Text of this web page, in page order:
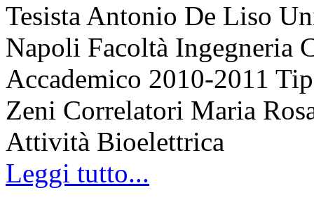
Tesista Antonio De Liso
Napoli Facoltà Ingegneria
Accademico 2010-2011
Zeni Correlatori Maria
Attività Bioelettrica
Leggi tutto...